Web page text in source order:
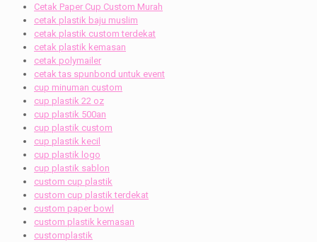
Cetak Paper Cup Custom Murah
cetak plastik baju muslim
cetak plastik custom terdekat
cetak plastik kemasan
cetak polymailer
cetak tas spunbond untuk event
cup minuman custom
cup plastik 22 oz
cup plastik 500an
cup plastik custom
cup plastik kecil
cup plastik logo
cup plastik sablon
custom cup plastik
custom cup plastik terdekat
custom paper bowl
custom plastik kemasan
customplastik